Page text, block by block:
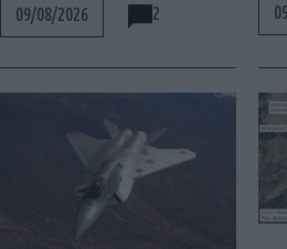
09/08/2026 2